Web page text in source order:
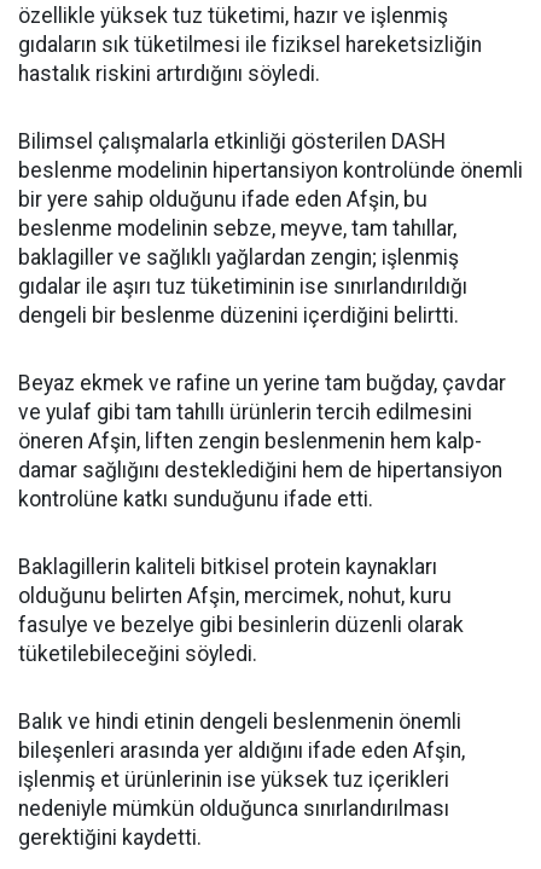
özellikle yüksek tuz tüketimi, hazır ve işlenmiş
gıdaların sık tüketilmesi ile fiziksel hareketsizliğin
hastalık riskini artırdığını söyledi.
Bilimsel çalışmalarla etkinliği gösterilen DASH
beslenme modelinin hipertansiyon kontrolünde önemli
bir yere sahip olduğunu ifade eden Afşin, bu
beslenme modelinin sebze, meyve, tam tahıllar,
baklagiller ve sağlıklı yağlardan zengin; işlenmiş
gıdalar ile aşırı tuz tüketiminin ise sınırlandırıldığı
dengeli bir beslenme düzenini içerdiğini belirtti.
Beyaz ekmek ve rafine un yerine tam buğday, çavdar
ve yulaf gibi tam tahıllı ürünlerin tercih edilmesini
öneren Afşin, liften zengin beslenmenin hem kalp-
damar sağlığını desteklediğini hem de hipertansiyon
kontrolüne katkı sunduğunu ifade etti.
Baklagillerin kaliteli bitkisel protein kaynakları
olduğunu belirten Afşin, mercimek, nohut, kuru
fasulye ve bezelye gibi besinlerin düzenli olarak
tüketilebileceğini söyledi.
Balık ve hindi etinin dengeli beslenmenin önemli
bileşenleri arasında yer aldığını ifade eden Afşin,
işlenmiş et ürünlerinin ise yüksek tuz içerikleri
nedeniyle mümkün olduğunca sınırlandırılması
gerektiğini kaydetti.